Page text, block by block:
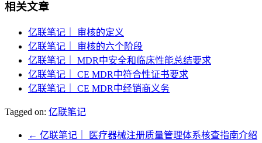
相关文章
亿联笔记｜ 审核的定义
亿联笔记｜ 审核的六个阶段
亿联笔记｜ MDR中安全和临床性能总结要求
亿联笔记｜ CE MDR中符合性证书要求
亿联笔记｜ CE MDR中经销商义务
Tagged on: 亿联笔记
← 亿联笔记｜ 医疗器械注册质量管理体系核查指南介绍